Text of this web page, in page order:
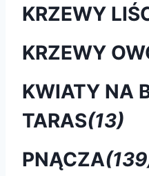
KRZEWY
KRZEWY
KWIATY NA
TARAS(13)
PNĄCZA